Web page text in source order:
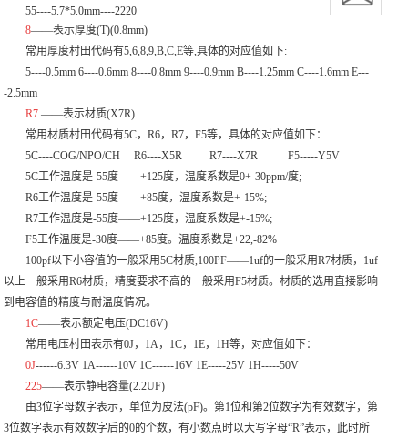
55----5.7*5.0mm----2220
8——表示厚度(T)(0.8mm)
常用厚度村田代码有5,6,8,9,B,C,E等,具体的对应值如下:
5----0.5mm 6----0.6mm 8----0.8mm 9----0.9mm B----1.25mm C----1.6mm E---
-2.5mm
R7 ——表示材质(X7R)
常用材质村田代码有5C，R6，R7，F5等，具体的对应值如下：
5C----COG/NPO/CH R6----X5R R7----X7R F5-----Y5V
5C工作温度是-55度——+125度，温度系数是0+-30ppm/度;
R6工作温度是-55度——+85度，温度系数是+-15%;
R7工作温度是-55度——+125度，温度系数是+-15%;
F5工作温度是-30度——+85度。温度系数是+22,-82%
100pf以下小容值的一般采用5C材质,100PF——1uf的一般采用R7材质，1uf
以上一般采用R6材质，精度要求不高的一般采用F5材质。材质的选用直接影响
到电容值的精度与耐温度情况。
1C——表示额定电压(DC16V)
常用电压村田表示有0J，1A，1C，1E，1H等，对应值如下：
0J------6.3V 1A------10V 1C------16V 1E-----25V 1H-----50V
225——表示静电容量(2.2UF)
由3位字母数字表示，单位为皮法(pF)。第1位和第2位数字为有效数字，第
3位数字表示有效数字后的0的个数，有小数点时以大写字母“R”表示，此时所